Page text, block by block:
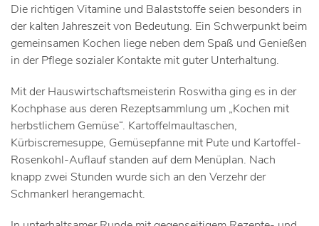
Die richtigen Vitamine und Balaststoffe seien besonders in
der kalten Jahreszeit von Bedeutung. Ein Schwerpunkt beim
gemeinsamen Kochen liege neben dem Spaß und Genießen
in der Pflege sozialer Kontakte mit guter Unterhaltung.
Mit der Hauswirtschaftsmeisterin Roswitha ging es in der
Kochphase aus deren Rezeptsammlung um „Kochen mit
herbstlichem Gemüse“. Kartoffelmaultaschen,
Kürbiscremesuppe, Gemüsepfanne mit Pute und Kartoffel-
Rosenkohl-Auflauf standen auf dem Menüplan. Nach
knapp zwei Stunden wurde sich an den Verzehr der
Schmankerl herangemacht.